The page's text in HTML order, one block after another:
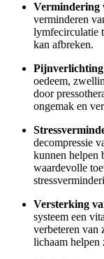
Vermindering
verminderen
lymfecirculatie
kan afbreken.
oedeem,
door
ongemak en
decompressie
kunnen helpen
waardevolle
Versterking
systeem een
verbeteren van
lichaam helpen